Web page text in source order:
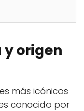
y origen
más icónicos
conocido por